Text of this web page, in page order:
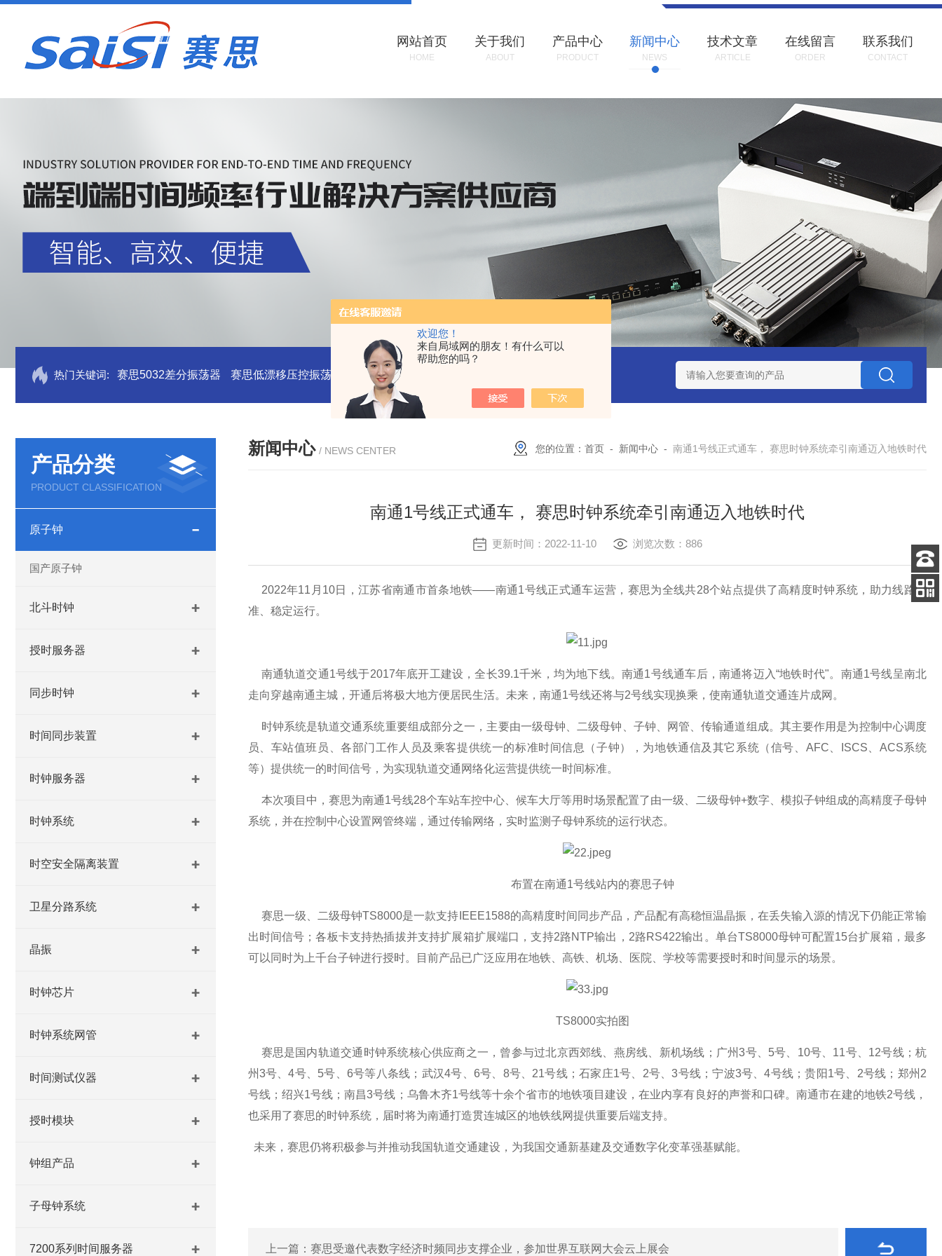
欢迎您！
来自局域网的朋友！有什么可以
帮助您的吗？
网站首页
HOME
关于我们
ABOUT
产品中心
PRODUCT
新闻中心
NEWS
技术文章
ARTICLE
在线留言
ORDER
联系我们
CONTACT
热门关键词: 赛思5032差分振荡器 赛思低漂移压控振荡器 赛思VCTCXO 压控振荡器 赛思北斗终端压控晶振 赛思高频石英无源晶体谐振器
产品分类
PRODUCT CLASSIFICATION
原子钟
国产原子钟
北斗时钟
授时服务器
同步时钟
时间同步装置
时钟服务器
时钟系统
时空安全隔离装置
卫星分路系统
晶振
时钟芯片
时钟系统网管
时间测试仪器
授时模块
钟组产品
子母钟系统
7200系列时间服务器
新闻中心 / NEWS CENTER 您的位置： 首页 - 新闻中心 - 南通1号线正式通车， 赛思时钟系统牵引南通迈入地铁时代
南通1号线正式通车， 赛思时钟系统牵引南通迈入地铁时代
更新时间：2022-11-10 浏览次数：886
2022年11 月 10日，江苏省南通市首条地铁——南通1号线正式通车运营， 赛思为全线共28个站点提供了高精度时钟系统，助力线路精
准、稳定运行。
南通轨道交通1号线于2017年底开工建设，全长39.1千米 ， 均为地下线。南通1号线通车后，南通将迈入“地铁时代"。南通1号线呈南北
走向穿越南通主城，开通后将极大地方便居民生活。未来，南通1号线还将与2号线实现换乘，使南通轨道交通连片成网 。
时钟系统是轨道交通系统重要组成部分之一， 主要由一级母钟、二级母钟、子钟、网管、传输通道组成。其主要作用是为控制中心调度
员、车站值班员、各部门工作人员及乘客提供统一的标准时间信息（子钟），为地铁通信及其它系统（信号、 AFC ISCS ACS系统
等）提供统一的时间信号，为实现轨道交通网络化运营提供统一时间标准。
本次项目中，赛思为南通1号线28个车站车控中心、候车大厅等用时场景配置了由一级、二级母钟+数字、 模拟子钟组成的高精度子母钟
系统， 并在控制中心设置网管终端，通过传输网络，实时监测子母钟系统的运行状态。
布置在南通1号线站内的赛思子钟
赛思一级、二级母钟TS8000是一款支持 IEEE1588的高精度时间同步产品，产品配有高稳恒温晶振，在丢失输入源的情况下仍能正常输
出时间信号；各板卡支持热插拔并支持扩展箱扩展端口，支持2路NTP输出， 2路RS422输出。单台TS8000母钟可配置15台扩展箱， 最多
可以同时为上千台子钟进行授时。 目前产品已广泛应用在地铁、 高铁、机场、医院 学校等需要授时和时间显示的场景。
TS8000实拍图
赛思是国内轨道交通时钟系统核心供应商之一， 曾参与过北京西郊线、燕房线、新机场线；广州3号、 5号、 10号、 11号、 12号线； 杭
州3号、4号、 5号、 6号等八条线； 武汉4号、 6号、 8号、 21号线；石家庄1号、 2号、3号线；宁波3号、4号线；贵阳 1号、 2号线；郑州 2
号线；绍兴1号线；南昌3号线；乌鲁木齐1号线等十余个省市的地铁项目建设，在业内享有良好的声誉和口碑。南通市在建的地铁2号线，
也采用了赛思的时钟系统，届时将为南通打造贯连城区的地铁线网提供重要后端支持。
未来，赛思仍将积极参与并推动我国轨道交通建设，为我国交通新基建及交通数字化变革强基赋能。
上一篇： 赛思受邀代表数字经济时频同步支撑企业，参加世界互联网大会云上展会
客服
电话